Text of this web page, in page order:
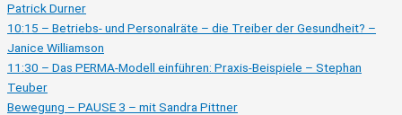
Patrick Durner
10:15 – Betriebs- und Personalräte – die Treiber der Gesundheit? –
Janice Williamson
11:30 – Das PERMA-Modell einführen: Praxis-Beispiele – Stephan
Teuber
Bewegung – PAUSE 3 – mit Sandra Pittner